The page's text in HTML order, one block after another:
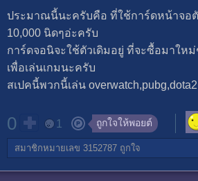
ประมาณนี้นะครับคือ ที่ใช้การ์ดหน้าจอ
10,000 นิดๆอ่ะครับ
การ์ดจอนิจะใช้ตัวเดิมอยู่ ที่จะซื้อมาให
เพื่อเล่นเกมนะครับ
สเปคนี้พวกนี้เล่น
0 1 ถูกใจให้พอยต์
สมาชิกหมายเลข 3152787 ถูกใจ